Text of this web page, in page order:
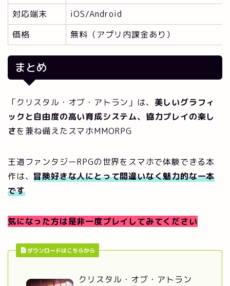
対応端末
iOS/Android
価格
無料（アプリ内課金あり）
まとめ
「クリスタル・オブ・アトラン」は、 美しいグラフィ
ックと自由度の高い育成システム、協力プレイの楽し
さを兼ね備えたスマホMMORPG
王道ファンタジーRPGの世界をスマホで体験できる本
作は、冒険好きな人にとって間違いなく魅力的な一本
です
気になった方は是非一度プレイしてみてください
ダウンロードはこちらから
クリスタル・オブ・アトラン